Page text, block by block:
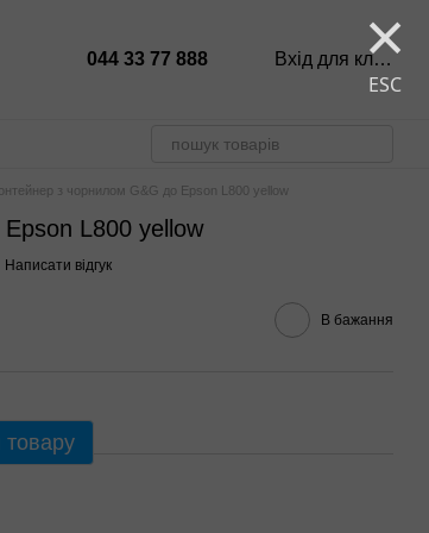
×
ESC
044 33 77 888 Вхід для клієнтів
з чорнилом G&G до Epson L800 yellow
L800 yellow
Написати відгук
В бажання
товару